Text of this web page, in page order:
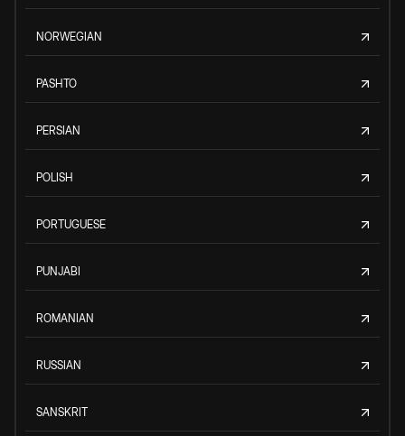
NORWEGIAN
PASHTO
PERSIAN
POLISH
PORTUGUESE
PUNJABI
ROMANIAN
RUSSIAN
SANSKRIT